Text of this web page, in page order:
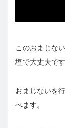
このおまじな
塩で大丈夫です
おまじないを
べます。